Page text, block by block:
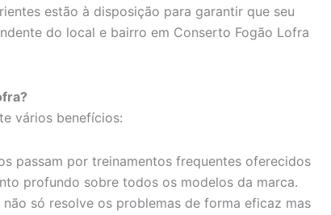
estão à disposição para garantir que seu
do local e bairro em Conserto Fogão Lofra
vários benefícios:
passam por treinamentos frequentes oferecidos
profundo sobre todos os modelos da marca.
não só resolve os problemas de forma eficaz mas